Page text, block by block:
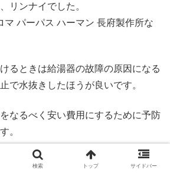
リンナイでした。
マ パーパス ハーマン 長府製作所な
るときは給湯器の故障の原因になる
で水抜きしたほうが良いです。
なるべく安い費用にするために予防
。
るなら給湯器交換でホームセンター
検索 トップ サイドバー